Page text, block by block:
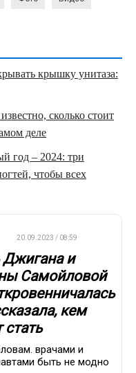
крышку унитаза:
сколько стоит
деле
год – 2024: три
чтобы всех
20.09.2023 / 08:59
и
Самойловой
кем
стать
врачами и
быть не модно